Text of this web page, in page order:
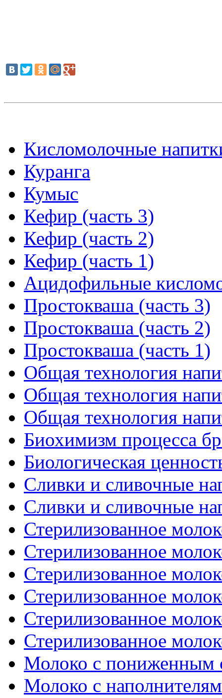
Кисломолочные
Куранга
Кумыс
Кефир (часть 3)
Кефир (часть 2)
Кефир (часть 1)
Ацидофильные
Простокваша (часть 3)
Простокваша (часть 2)
Простокваша (часть 1)
Общая технология
Общая технология
Общая технология
Биохимизм процесса
Биологическая
Сливки и сливочные
Сливки и сливочные
Стерилизованное
Стерилизованное
Стерилизованное
Стерилизованное
Стерилизованное
Стерилизованное
Молоко с пониженным
Молоко с